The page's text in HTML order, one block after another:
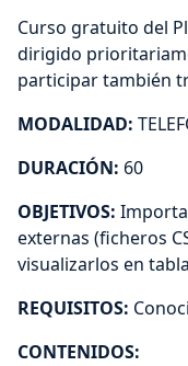
Curso gratuito del
dirigido
participar también
MODALIDAD:
DURACIÓN: 60
OBJETIVOS:
externas (ficheros
visualizarlos en
REQUISITOS:
CONTENIDOS: